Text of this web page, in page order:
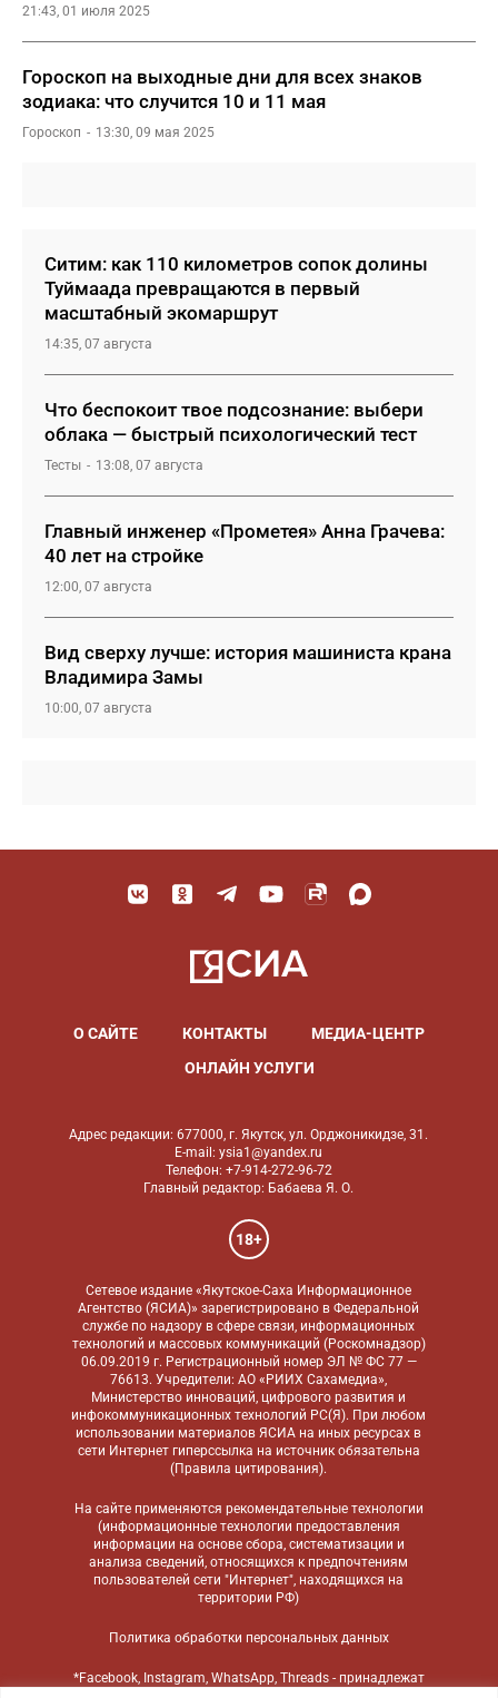
21:43, 01 июля 2025
Гороскоп на выходные дни для всех знаков
зодиака: что случится 10 и 11 мая
Гороскоп 13:30, 09 мая 2025
Ситим: как 110 километров сопок долины
Туймаада превращаются в первый
масштабный экомаршрут
14:35, 07 августа
Что беспокоит твое подсознание: выбери
облака — быстрый психологический тест
Тесты 13:08, 07 августа
Главный инженер «Прометея» Анна Грачева:
40 лет на стройке
12:00, 07 августа
Вид сверху лучше: история машиниста крана
Владимира Замы
10:00, 07 августа
О САЙТЕ КОНТАКТЫ
МЕДИА-ЦЕНТР
ОНЛАЙН УСЛУГИ
Адрес редакции: 677000, г. Якутск, ул. Орджоникидзе, 31.
E-mail: ysia1@yandex.ru
Телефон: +7-914-272-96-72
Главный редактор: Бабаева Я. О.
18+
Сетевое издание «Якутское-Саха Информационное
Агентство (ЯСИА)» зарегистрировано в Федеральной
службе по надзору в сфере связи, информационных
технологий и массовых коммуникаций (Роскомнадзор)
06.09.2019 г. Регистрационный номер ЭЛ № ФС 77 —
76613. Учредители: АО «РИИХ Сахамедиа»,
Министерство инноваций, цифрового развития и
инфокоммуникационных технологий РС(Я). При любом
использовании материалов ЯСИА на иных ресурсах в
сети Интернет гиперссылка на источник обязательна
(Правила цитирования).
На сайте применяются рекомендательные технологии
(информационные технологии предоставления
информации на основе сбора, систематизации и
анализа сведений, относящихся к предпочтениям
пользователей сети "Интернет", находящихся на
территории РФ)
Политика обработки персональных данных
*Facebook, Instagram, WhatsApp, Threads - принадлежат